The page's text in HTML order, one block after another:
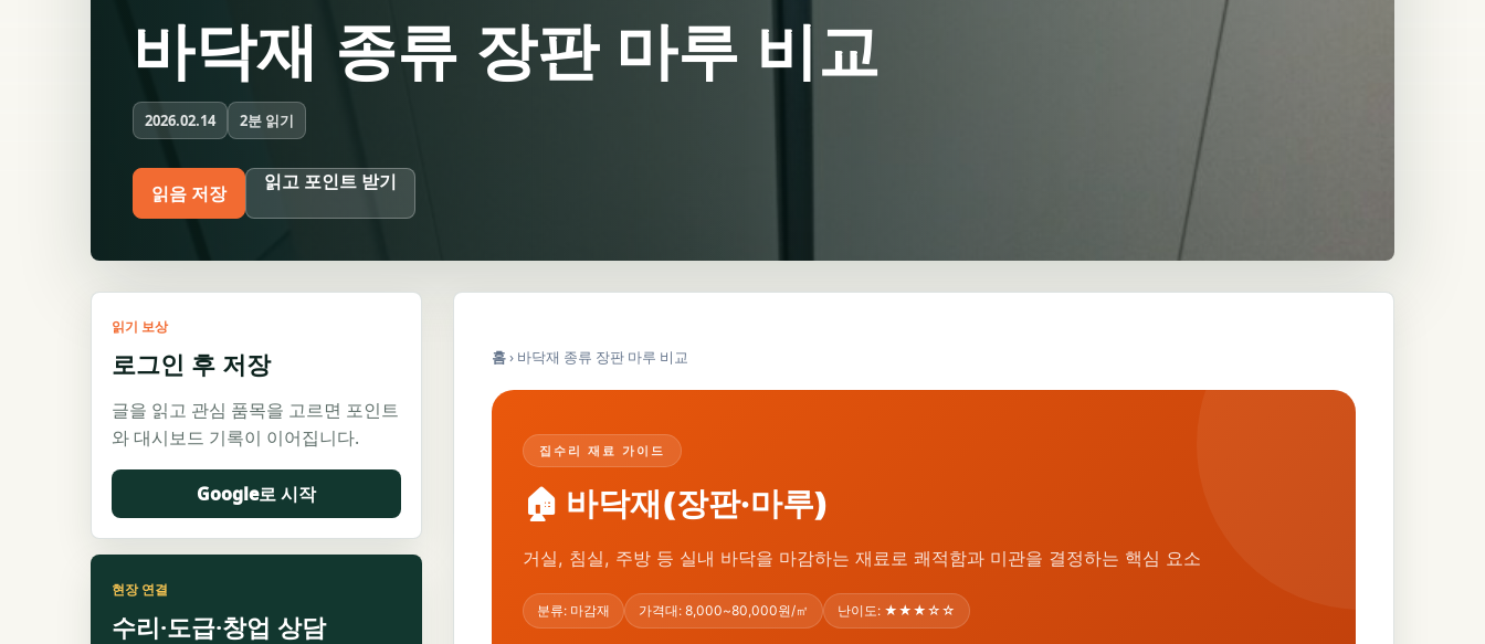
바닥재 종류 장판 마루 비교
2026.02.14 2분 읽기
읽음 저장 읽고 포인트 받기
읽기 보상
로그인 후 저장
글을 읽고 관심 품목을 고르면 포인트
와 대시보드 기록이 이어집니다.
Google로 시작
현장 연결
수리·도급·창업 상담
홈› 바닥재 종류 장판 마루 비교
집수리 재료 가이드
🏠 바닥재(장판·마루)
거실, 침실, 주방 등 실내 바닥을 마감하는 재료로 쾌적함과 미관을 결정하는 핵심 요소
분류: 마감재 가격대: 8,000~80,000원/㎡ 난이도: ★★★☆☆